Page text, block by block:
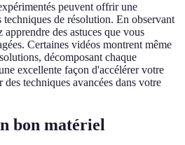
peuvent offrir une
techniques de résolution. En observant
des astuces que vous
Certaines vidéos montrent même
décomposant chaque
excellente façon d'accélérer votre
techniques avancées dans votre
bon matériel